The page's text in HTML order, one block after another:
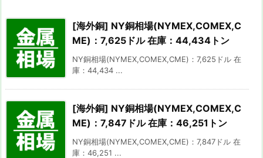
[海外銅] NY銅相場(NYMEX,COMEX,C
ME)：7,625ドル 在庫：44,434トン
NY銅相場(NYMEX,COMEX,CME)：7,625ドル 在
庫：44,434 ...
[海外銅] NY銅相場(NYMEX,COMEX,C
ME)：7,847ドル 在庫：46,251トン
NY銅相場(NYMEX,COMEX,CME)：7,847ドル 在
庫：46,251 ...